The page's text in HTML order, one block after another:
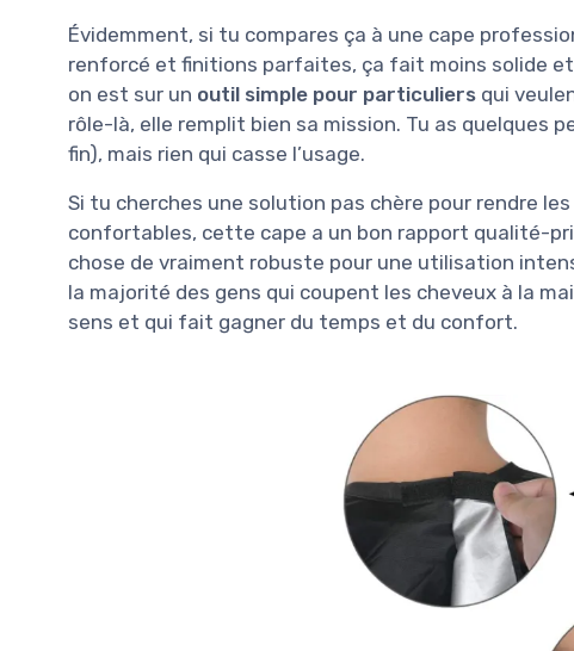
Évidemment, si tu compares ça à une cape
renforcé et finitions parfaites, ça fait moins solide et
on est sur un outil simple pour particuliers qui
rôle-là, elle remplit bien sa mission. Tu as
fin), mais rien qui casse l’usage.
Si tu cherches une solution pas chère pour rendre
confortables, cette cape a un bon rapport qualité-
chose de vraiment robuste pour une utilisation
la majorité des gens qui coupent les cheveux à la
sens et qui fait gagner du temps et du confort.